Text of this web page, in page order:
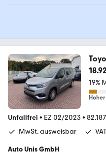
19%
Unfallfrei • EZ 02/2023 •
MwSt. ausweisbar
Auto Unis GmbH